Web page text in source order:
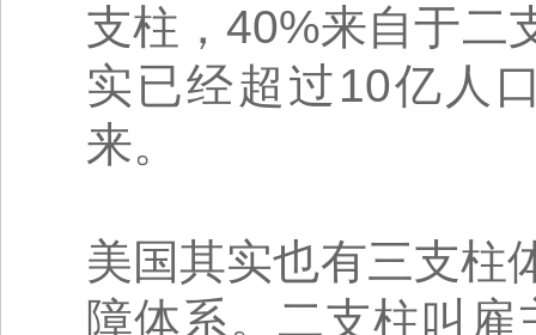
支柱，40%来自于二
实已经超过10亿人
来。
美国其实也有三支柱
障体系。二支柱叫